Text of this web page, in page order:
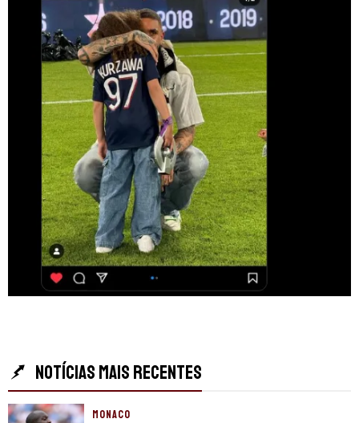
NOTÍCIAS MAIS RECENTES
MONACO